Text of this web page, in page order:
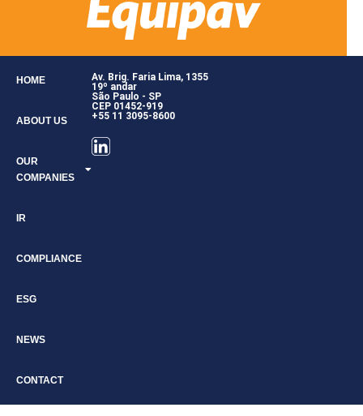
HOME
ABOUT US
OUR
COMPANIES
IR
COMPLIANCE
ESG
NEWS
CONTACT
Av. Brig. Faria Lima, 1355
19º andar
São Paulo - SP
CEP 01452-919
+55 11 3095-8600